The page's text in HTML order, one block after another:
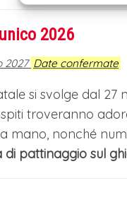
con la visita
visitare il
presso il
alla
SAN CANDIDO A
con tempo
2026
2027 Date confermate
si svolge dal 27
troveranno
mano, nonché
di pattinaggio sul